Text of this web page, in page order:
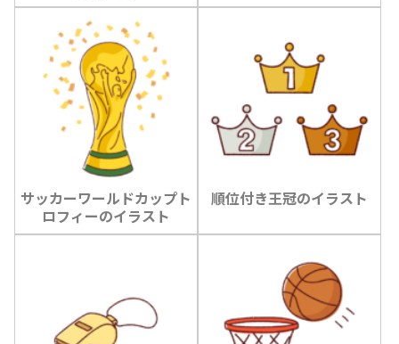
サッカーワールドカップト
ロフィーのイラスト
順位付き王冠のイラスト